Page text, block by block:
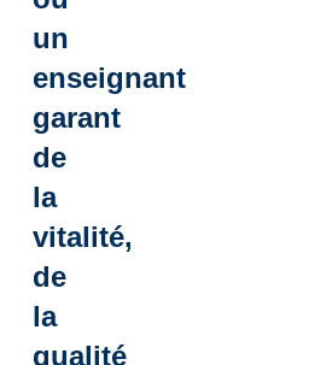
un
enseignant
garant
de
la
vitalité,
de
la
qualité